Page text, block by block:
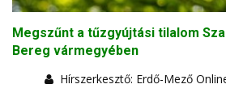
Megszűnt a tűzgyújtási tilalom
Bereg vármegyében
Hírszerkesztő: Erdő-Mező